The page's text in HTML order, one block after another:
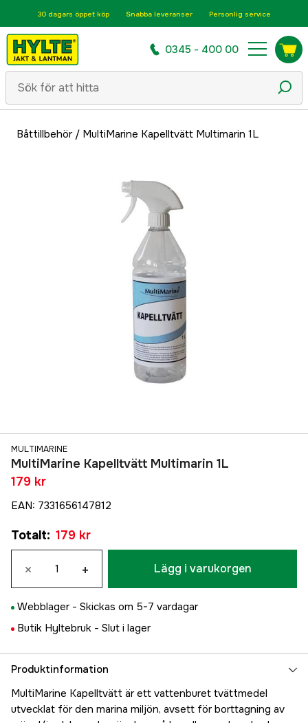
30 dagars öppet köp Snabba leveranser Personlig service
0345 - 400 00
Båttillbehör/ MultiMarine Kapelltvätt Multimarin 1L
MULTIMARINE
MultiMarine Kapelltvätt Multimarin 1L
179 kr
EAN: 7331656147812
Totalt: 179 kr
× + Lägg i varukorgen
Webblager - Skickas om 5-7 vardagar
Butik Hyltebruk - Slut i lager
Produktinformation
MultiMarine Kapelltvätt är ett vattenburet tvättmedel
utvecklat för den marina miljön, avsett för borttagning av